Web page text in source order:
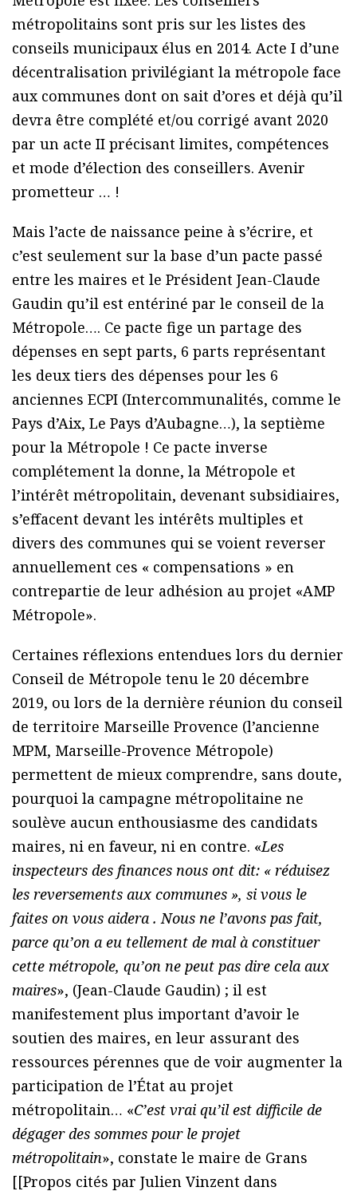
métropolitains sont pris sur les listes des
conseils municipaux élus en 2014. Acte I d’une
décentralisation privilégiant la métropole face
aux communes dont on sait d’ores et déjà qu’il
devra être complété et/ou corrigé avant 2020
par un acte II précisant limites, compétences
et mode d’élection des conseillers. Avenir
prometteur … !
Mais l’acte de naissance peine à s’écrire, et
c’est seulement sur la base d’un pacte passé
entre les maires et le Président Jean-Claude
Gaudin qu’il est entériné par le conseil de la
Métropole…. Ce pacte fige un partage des
dépenses en sept parts, 6 parts représentant
les deux tiers des dépenses pour les 6
anciennes ECPI (Intercommunalités, comme le
Pays d’Aix, Le Pays d’Aubagne…), la septième
pour la Métropole ! Ce pacte inverse
complétement la donne, la Métropole et
l’intérêt métropolitain, devenant subsidiaires,
s’effacent devant les intérêts multiples et
divers des communes qui se voient reverser
annuellement ces « compensations » en
contrepartie de leur adhésion au projet «AMP
Métropole».
Certaines réflexions entendues lors du dernier
Conseil de Métropole tenu le 20 décembre
2019, ou lors de la dernière réunion du conseil
de territoire Marseille Provence (l’ancienne
MPM, Marseille-Provence Métropole)
permettent de mieux comprendre, sans doute,
pourquoi la campagne métropolitaine ne
soulève aucun enthousiasme des candidats
maires, ni en faveur, ni en contre. «Les
inspecteurs des finances nous ont dit: « réduisez
les reversements aux communes », si vous le
faites on vous aidera . Nous ne l’avons pas fait,
parce qu’on a eu tellement de mal à constituer
cette métropole, qu’on ne peut pas dire cela aux
maires», (Jean-Claude Gaudin) ; il est
manifestement plus important d’avoir le
soutien des maires, en leur assurant des
ressources pérennes que de voir augmenter la
participation de l’État au projet
métropolitain… «C’est vrai qu’il est difficile de
dégager des sommes pour le projet
métropolitain», constate le maire de Grans
[[Propos cités par Julien Vinzent dans